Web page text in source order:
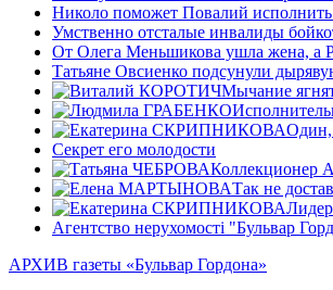
Николо поможет Повалий исполнить
Умственно отсталые инвалиды
От Олега Меньшикова ушла жена, а
Татьяне Овсиенко подсунули
Мычание
Один,
Секрет его молодости
Коллекционер
Так не
Агентство нерухомості "Бульвар
АРХИВ газеты «Бульвар Гордона»